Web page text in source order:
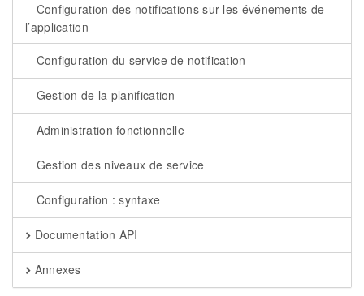
Configuration des notifications sur les événements de
l’application
Configuration du service de notification
Gestion de la planification
Administration fonctionnelle
Gestion des niveaux de service
Configuration : syntaxe
Documentation API
Annexes